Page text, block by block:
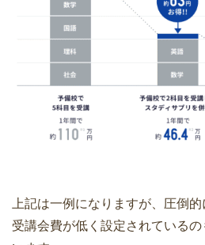
上記は一例になりますが、圧倒
受講会費が低く設定されている